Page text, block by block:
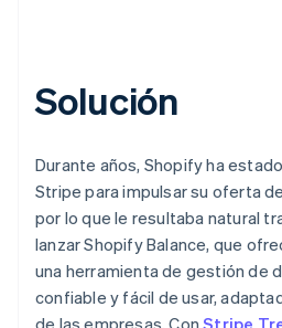
Solución
Durante años, Shopify ha
Stripe para impulsar su oferta
por lo que le resultaba natural
lanzar Shopify Balance, que
una herramienta de gestión de
confiable y fácil de usar,
de las empresas. ConStripe